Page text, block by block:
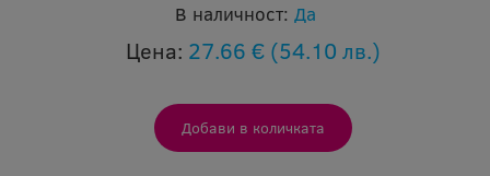
В наличност: Да
Цена: 27.66 € (54.10 лв.)